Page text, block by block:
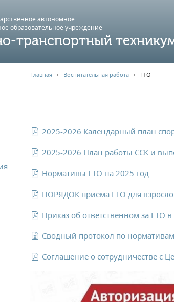
автономное
образовательное учреждение
транспортный
Главная› Воспитательная работа› ГТО
2025-2026 Календарный план
2025-2026 План работы ССК и
Нормативы ГТО на 2025 год
ПОРЯДОК приема ГТО для
Приказ об ответственном за ГТО
Сводный протокол по
Соглашение о сотрудничестве с